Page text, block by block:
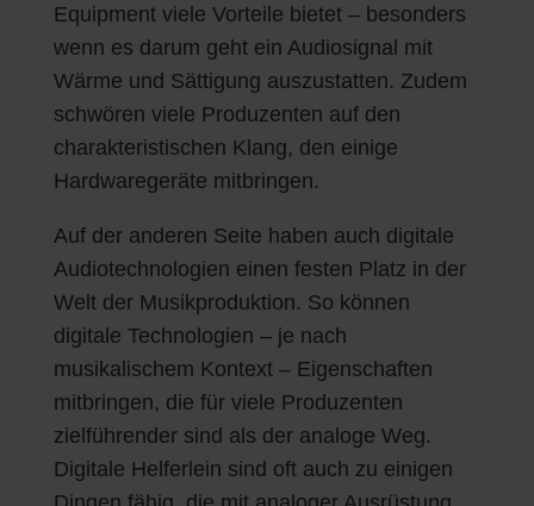
Equipment viele Vorteile bietet – besonders
wenn es darum geht ein Audiosignal mit
Wärme und Sättigung auszustatten. Zudem
schwören viele Produzenten auf den
charakteristischen Klang, den einige
Hardwaregeräte mitbringen.
Auf der anderen Seite haben auch digitale
Audiotechnologien einen festen Platz in der
Welt der Musikproduktion. So können
digitale Technologien – je nach
musikalischem Kontext – Eigenschaften
mitbringen, die für viele Produzenten
zielführender sind als der analoge Weg.
Digitale Helferlein sind oft auch zu einigen